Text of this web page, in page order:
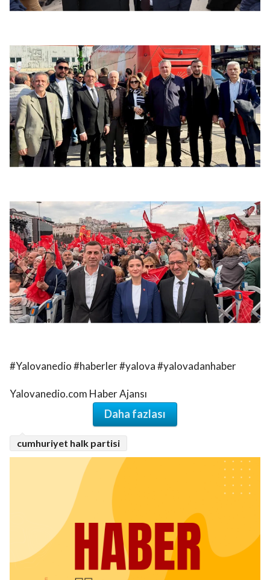
#Yalovanedio #haberler #yalova #yalovadanhaber
Yalovanedio.com Haber Ajansı
Daha fazlası
cumhuriyet halk partisi